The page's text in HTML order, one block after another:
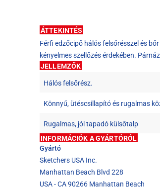
ÁTTEKINTÉS
Férfi edzőcipő hálós felsőrésszel és
kényelmes szellőzés érdekében.
JELLEMZŐK
Hálós felsőrész.
Könnyű, ütéscsillapító és rugalmas
Rugalmas, jól tapadó külsőtalp
INFORMÁCIÓK A GYÁRTÓRÓL
Gyártó
Sketchers USA Inc.
Manhattan Beach Blvd 228
USA - CA 90266 Manhattan Beach